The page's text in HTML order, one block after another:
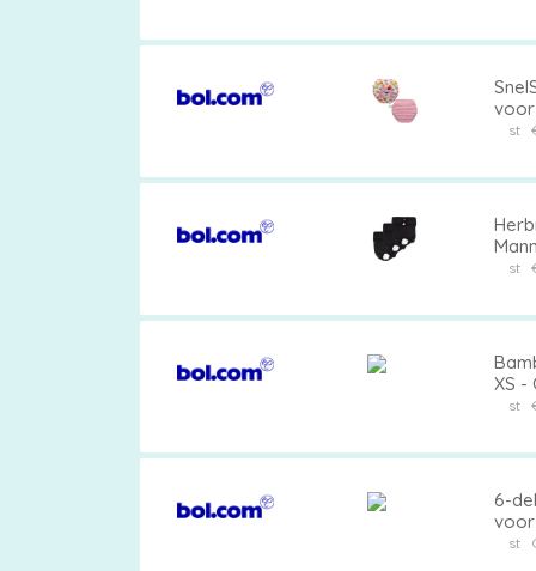
voor
st
st
XS -
st
6-
voor
st